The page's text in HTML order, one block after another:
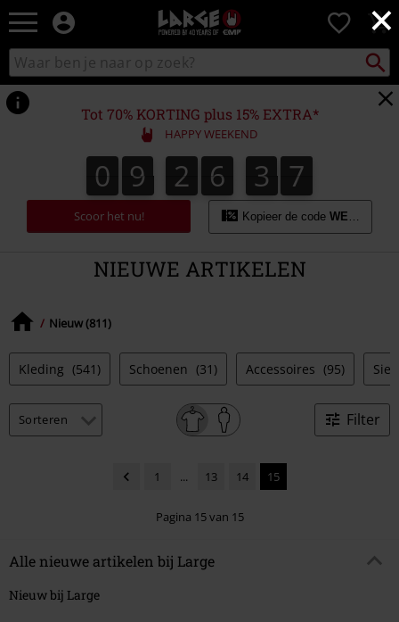
×
Large
–
Muziek-,
en
gaming-
merch
+
alternatieve
kleding
0
Zoek
in
catalogus
zoeken
Tot 70% KORTING plus 15% EXTRA*
HAPPY WEEKEND
0
0 9
9 2
2 6
6 3
3
3
3 6
7
6
8
7
Scoor het nu! Kopieer de code WEEKEND
NIEUWE ARTIKELEN
Nieuw (811)
Kleding (541) Schoenen (31) Accessoires (95)
Filter
1 ... 13 14 15
Pagina 15 van 15
Alle nieuwe artikelen bij Large
Nieuw bij Large